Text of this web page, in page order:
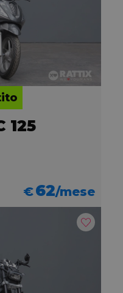
125
€62/mese